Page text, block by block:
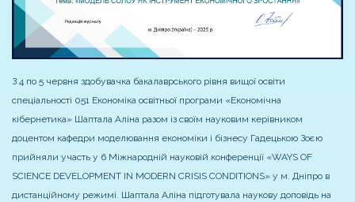
З 4 по 5 червня здобувачка бакалаврського рівня вищої освіти
спеціальності 051 Економіка освітньої програми «Економічна
кібернетика» Шаптала Аліна разом із своїм науковим керівником
доцентом кафедри моделювання економіки і бізнесу Гадецькою Зоєю
прийняли участь у 6 Міжнародній науковій конференції «WAYS OF
SCIENCE DEVELOPMENT IN MODERN CRISIS CONDITIONS» у м. Дніпро в
дистанційному режимі. Шаптала Аліна підготувала наукову доповідь на